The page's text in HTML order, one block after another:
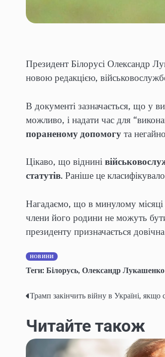
Президент Білорусі Олександр
новою редакцією,
В документі зазначається, що у
можливо, і надати час для
пораненому допомогу та
Цікаво, що віднині
статутів. Раніше це
Нагадаємо, що в минулому місяці
члени його родини не можуть бути
президенту призначається
НОВИНИ
Теги: Білорусь, Олександр Лукашенко
Навігація
записів
Трамп закінчить війну в Україні,
Читайте також